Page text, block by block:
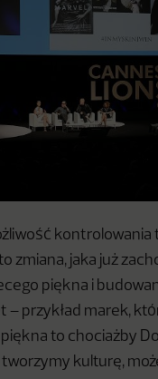
kontrolowania
zmiana, jaka już
piękna i
– przykład marek,
to chociażby
tworzymy kulturę,